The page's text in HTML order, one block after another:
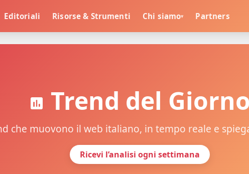
Editoriali Risorse & Strumenti Chi siamo▾ Partners
Trend del Giorno
che muovono il web italiano, in tempo reale e
Ricevi l’analisi ogni settimana